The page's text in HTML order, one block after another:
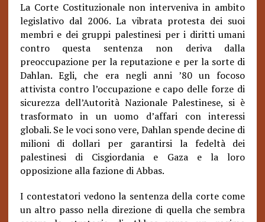
La Corte Costituzionale non interveniva in ambito
legislativo dal 2006. La vibrata protesta dei suoi
membri e dei gruppi palestinesi per i diritti umani
contro questa sentenza non deriva dalla
preoccupazione per la reputazione e per la sorte di
Dahlan. Egli, che era negli anni ’80 un focoso
attivista contro l’occupazione e capo delle forze di
sicurezza dell’Autorità Nazionale Palestinese, si è
trasformato in un uomo d’affari con interessi
globali. Se le voci sono vere, Dahlan spende decine di
milioni di dollari per garantirsi la fedeltà dei
palestinesi di Cisgiordania e Gaza e la loro
opposizione alla fazione di Abbas.
I contestatori vedono la sentenza della corte come
un altro passo nella direzione di quella che sembra